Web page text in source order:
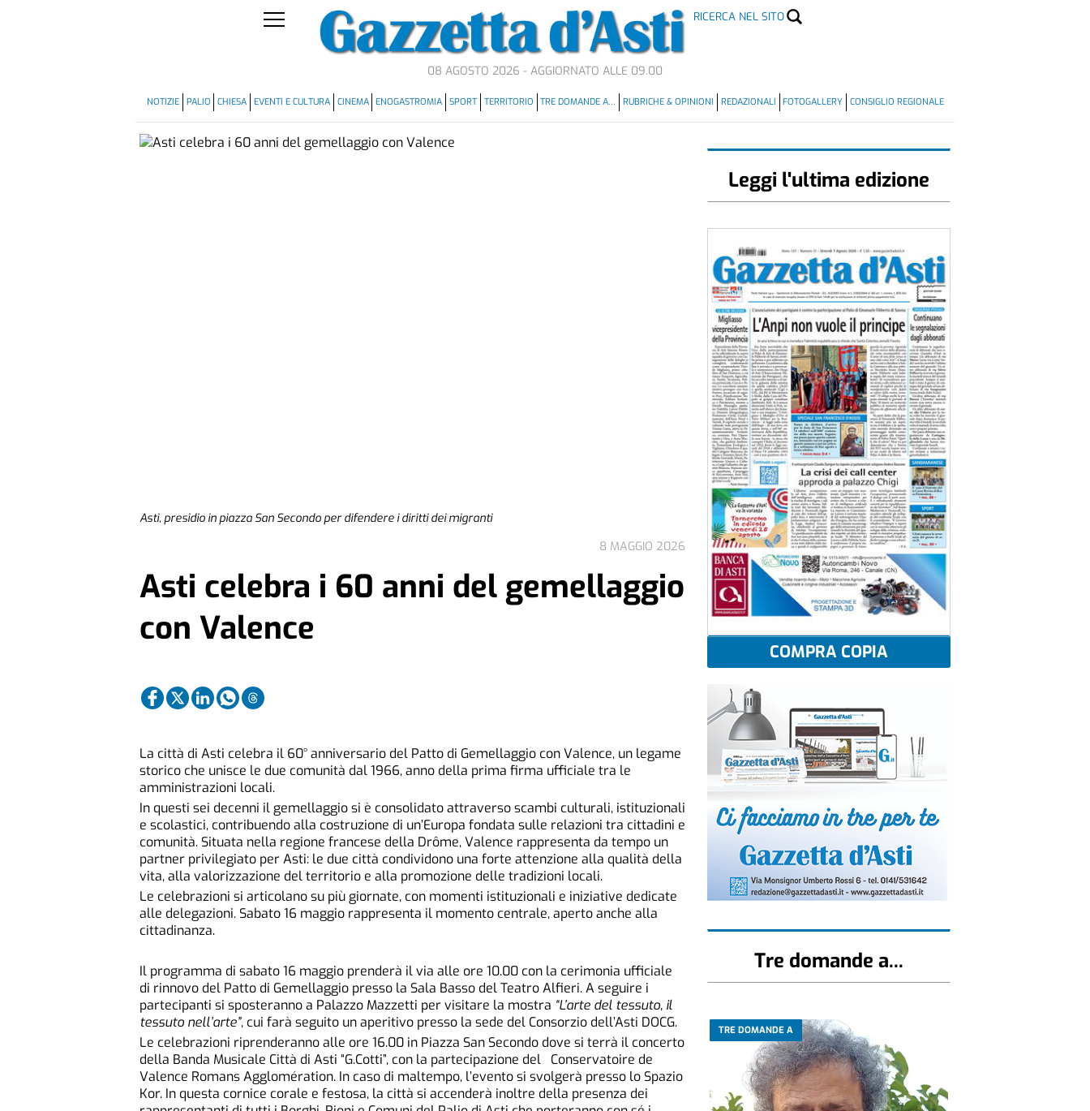
RICERCA NEL SITO
08 AGOSTO 2026 - AGGIORNATO ALLE 09.00
NOTIZIE PALIO CHIESA EVENTI E CULTURA CINEMA ENOGASTROMIA SPORT TERRITORIO TRE DOMANDE A… RUBRICHE & OPINIONI REDAZIONALI FOTOGALLERY CONSIGLIO REGIONALE
Asti, presidio in piazza San Secondo per difendere i diritti dei migranti
8 MAGGIO 2026
Asti celebra i 60 anni del gemellaggio
con Valence
La città di Asti celebra il 60° anniversario del Patto di Gemellaggio con Valence, un legame
storico che unisce le due comunità dal 1966, anno della prima firma ufficiale tra le
amministrazioni locali.
In questi sei decenni il gemellaggio si è consolidato attraverso scambi culturali, istituzionali
e scolastici, contribuendo alla costruzione di un’Europa fondata sulle relazioni tra cittadini e
comunità. Situata nella regione francese della Drôme, Valence rappresenta da tempo un
partner privilegiato per Asti: le due città condividono una forte attenzione alla qualità della
vita, alla valorizzazione del territorio e alla promozione delle tradizioni locali.
Le celebrazioni si articolano su più giornate, con momenti istituzionali e iniziative dedicate
alle delegazioni. Sabato 16 maggio rappresenta il momento centrale, aperto anche alla
cittadinanza.
Il programma di sabato 16 maggio prenderà il via alle ore 10.00 con la cerimonia ufficiale
di rinnovo del Patto di Gemellaggio presso la Sala Basso del Teatro Alfieri. A seguire i
partecipanti si sposteranno a Palazzo Mazzetti per visitare la mostra “L’arte del tessuto, il
tessuto nell’arte”, cui farà seguito un aperitivo presso la sede del Consorzio dell’Asti DOCG.
Le celebrazioni riprenderanno alle ore 16.00 in Piazza San Secondo dove si terrà il concerto
della Banda Musicale Città di Asti “G.Cotti”, con la partecipazione del Conservatoire de
Valence Romans Agglomération. In caso di maltempo, l’evento si svolgerà presso lo Spazio
Kor. In questa cornice corale e festosa, la città si accenderà inoltre della presenza dei
Leggi l'ultima edizione
COMPRA COPIA
Tre domande a...
TRE DOMANDE A